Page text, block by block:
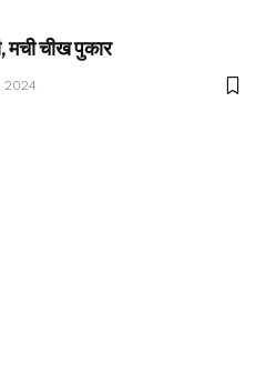
मची चीख पुकार
2024